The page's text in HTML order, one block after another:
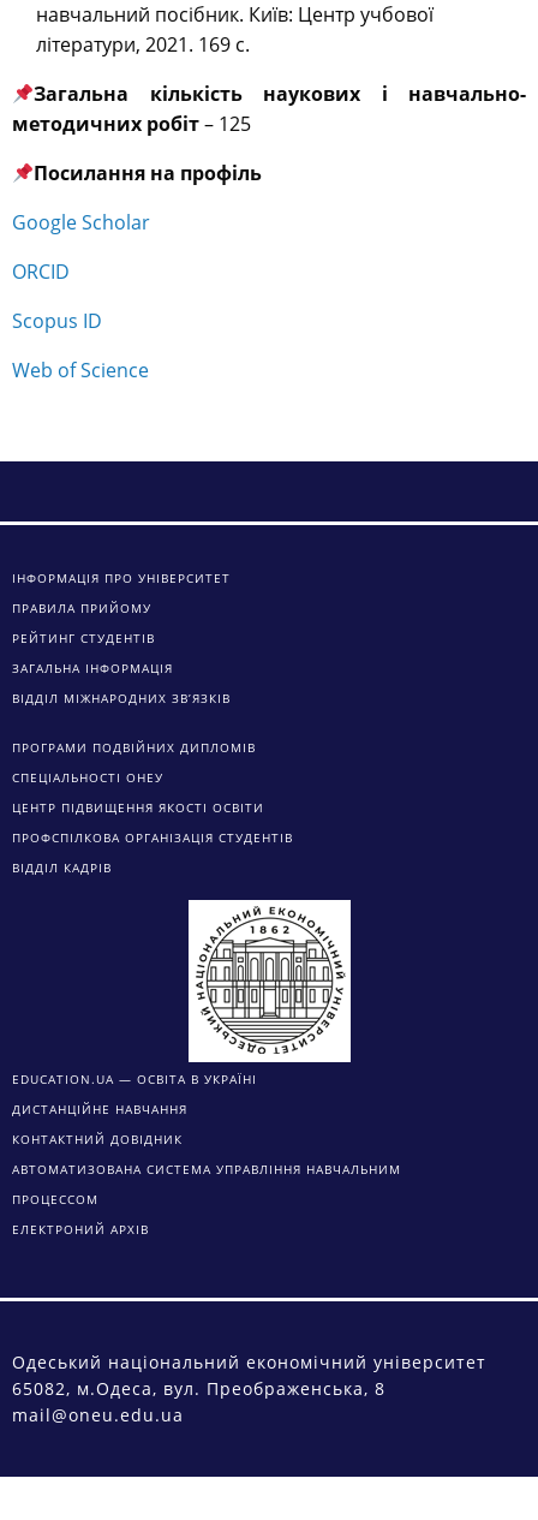
навчальний посібник. Київ: Центр учбової
літератури, 2021. 169 с.
Загальна кількість наукових і навчально-
методичних робіт– 125
Посилання на профіль
Google Scholar
ORCID
Scopus ID
Web of Science
ІНФОРМАЦІЯ ПРО УНІВЕРСИТЕТ
ПРАВИЛА ПРИЙОМУ
РЕЙТИНГ СТУДЕНТІВ
ЗАГАЛЬНА ІНФОРМАЦІЯ
ВІДДІЛ МІЖНАРОДНИХ ЗВ’ЯЗКІВ
ПРОГРАМИ ПОДВІЙНИХ ДИПЛОМІВ
СПЕЦІАЛЬНОСТІ ОНЕУ
ЦЕНТР ПІДВИЩЕННЯ ЯКОСТІ ОСВІТИ
ПРОФСПІЛКОВА ОРГАНІЗАЦІЯ СТУДЕНТІВ
ВІДДІЛ КАДРІВ
EDUCATION.UA — ОСВІТА В УКРАЇНІ
ДИСТАНЦІЙНЕ НАВЧАННЯ
КОНТАКТНИЙ ДОВІДНИК
АВТОМАТИЗОВАНА СИСТЕМА УПРАВЛІННЯ НАВЧАЛЬНИМ
ПРОЦЕССОМ
ЕЛЕКТРОНИЙ АРХІВ
Одеський національний економічний університет
65082, м.Одеса, вул. Преображенська, 8
mail@oneu.edu.ua